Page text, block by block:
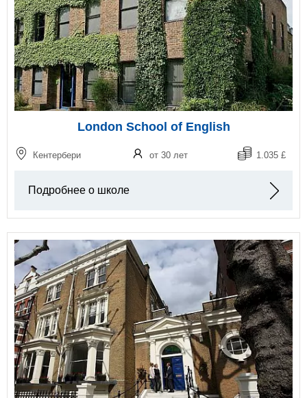
London School of English
Кентербери от 30 лет 1.035 £
Подробнее о школе